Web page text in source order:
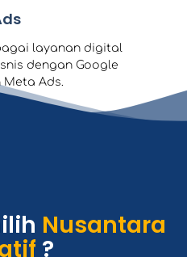
layanan digital
dengan Google
Meta Ads.
Nusantara
?